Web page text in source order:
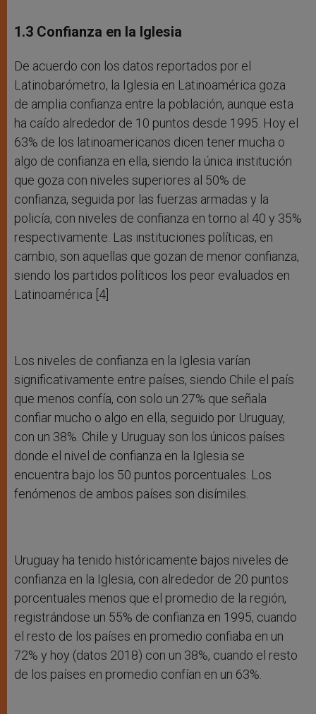
1.3 Confianza en la Iglesia
De acuerdo con los datos reportados por el
Latinobarómetro, la Iglesia en Latinoamérica goza
de amplia confianza entre la población, aunque esta
ha caído alrededor de 10 puntos desde 1995. Hoy el
63% de los latinoamericanos dicen tener mucha o
algo de confianza en ella, siendo la única institución
que goza con niveles superiores al 50% de
confianza, seguida por las fuerzas armadas y la
policía, con niveles de confianza en torno al 40 y 35%
respectivamente. Las instituciones políticas, en
cambio, son aquellas que gozan de menor confianza,
siendo los partidos políticos los peor evaluados en
Latinoamérica [4]
Los niveles de confianza en la Iglesia varían
significativamente entre países, siendo Chile el país
que menos confía, con solo un 27% que señala
confiar mucho o algo en ella, seguido por Uruguay,
con un 38%. Chile y Uruguay son los únicos países
donde el nivel de confianza en la Iglesia se
encuentra bajo los 50 puntos porcentuales. Los
fenómenos de ambos países son disímiles.
Uruguay ha tenido históricamente bajos niveles de
confianza en la Iglesia, con alrededor de 20 puntos
porcentuales menos que el promedio de la región,
registrándose un 55% de confianza en 1995, cuando
el resto de los países en promedio confiaba en un
72% y hoy (datos 2018) con un 38%, cuando el resto
de los países en promedio confían en un 63%.